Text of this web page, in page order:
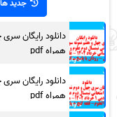
جدید ها
دانلود رایگان
همراه pdf
دانلود رایگان
همراه pdf